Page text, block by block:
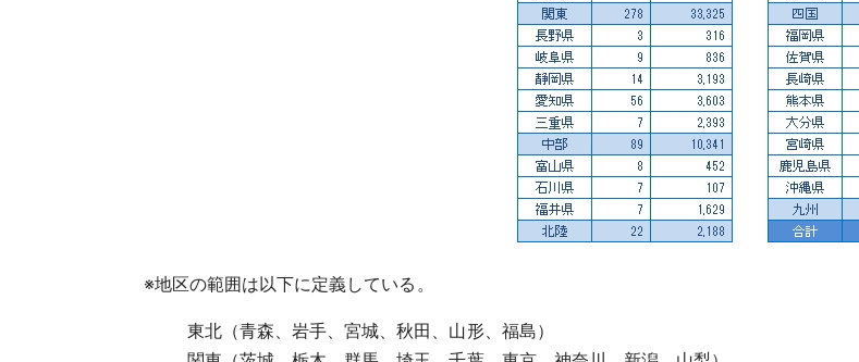
※地区の範囲は以下に定義している。
東北（青森、岩手、宮城、秋田、山形、福島）